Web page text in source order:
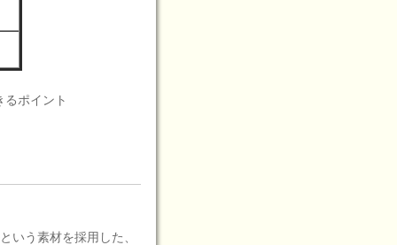
ポイント
いう素材を採用した、